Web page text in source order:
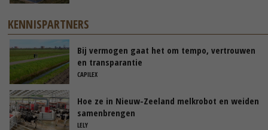
KENNISPARTNERS
Bij vermogen gaat het om tempo, vertrouwen
en transparantie
CAPILEX
Hoe ze in Nieuw-Zeeland melkrobot en weiden
samenbrengen
LELY